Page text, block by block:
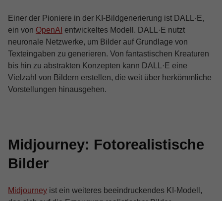
Einer der Pioniere in der KI-Bildgenerierung ist DALL·E,
ein von OpenAI entwickeltes Modell. DALL·E nutzt
neuronale Netzwerke, um Bilder auf Grundlage von
Texteingaben zu generieren. Von fantastischen Kreaturen
bis hin zu abstrakten Konzepten kann DALL·E eine
Vielzahl von Bildern erstellen, die weit über herkömmliche
Vorstellungen hinausgehen.
Midjourney: Fotorealistische
Bilder
Midjourney ist ein weiteres beeindruckendes KI-Modell,